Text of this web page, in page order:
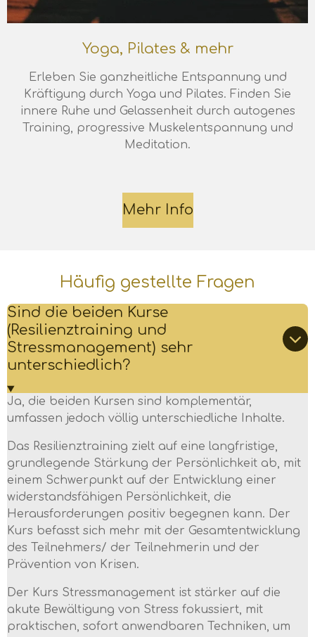
Yoga, Pilates & mehr
Erleben Sie ganzheitliche Entspannung und
Kräftigung durch Yoga und Pilates. Finden Sie
innere Ruhe und Gelassenheit durch autogenes
Training, progressive Muskelentspannung und
Meditation.
Mehr Info
Häufig gestellte Fragen
Sind die beiden Kurse
(Resilienztraining und
Stressmanagement) sehr
unterschiedlich?
Ja, die beiden Kursen sind komplementär,
umfassen jedoch völlig unterschiedliche Inhalte.
Das Resilienztraining zielt auf eine langfristige,
grundlegende Stärkung der Persönlichkeit ab, mit
einem Schwerpunkt auf der Entwicklung einer
widerstandsfähigen Persönlichkeit, die
Herausforderungen positiv begegnen kann. Der
Kurs befasst sich mehr mit der Gesamtentwicklung
des Teilnehmers/ der Teilnehmerin und der
Prävention von Krisen.
Der Kurs Stressmanagement ist stärker auf die
akute Bewältigung von Stress fokussiert, mit
praktischen, sofort anwendbaren Techniken, um